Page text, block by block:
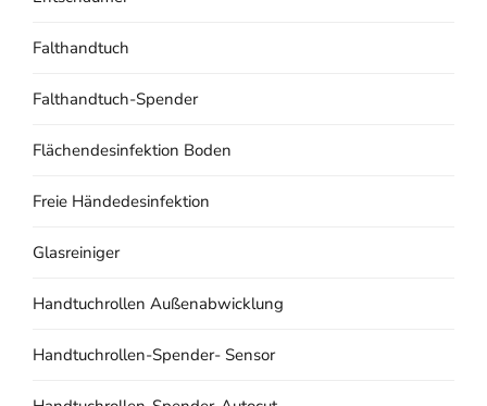
Falthandtuch
Falthandtuch-Spender
Flächendesinfektion Boden
Freie Händedesinfektion
Glasreiniger
Handtuchrollen Außenabwicklung
Handtuchrollen-Spender- Sensor